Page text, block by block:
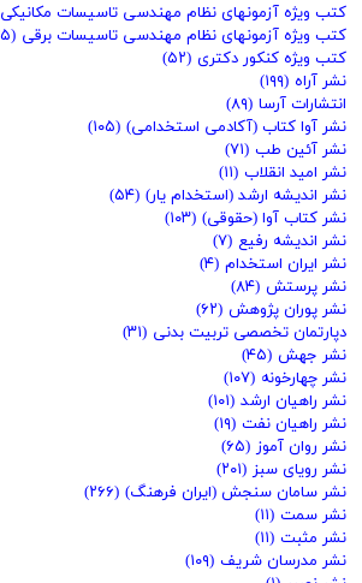
کتب ویژه آزمونهای نظام مهندسی تاسیسات مکانیکی
کتب ویژه آزمونهای نظام مهندسی تاسیسات برقی (۳۵)
کتب ویژه کنکور دکتری (۵۲)
نشر آراه (۱۹۹)
انتشارات آرسا (۸۹)
نشر آوا کتاب (آکادمی استخدامی) (۱۰۵)
نشر آئین طب (۷۱)
نشر امید انقلاب (۱۱)
نشر اندیشه ارشد (استخدام یار) (۵۴)
نشر کتاب آوا (حقوقی) (۱۰۳)
نشر اندیشه رفیع (۷)
نشر ایران استخدام (۴)
نشر پرستش (۸۴)
نشر پوران پژوهش (۶۲)
دپارتمان تخصصی تربیت بدنی (۳۱)
نشر جهش (۴۵)
نشر چهارخونه (۱۰۷)
نشر راهیان ارشد (۱۰۱)
نشر راهیان نفت (۱۹)
نشر روان آموز (۶۵)
نشر رویای سبز (۲۰۱)
نشر سامان سنجش (ایران فرهنگ) (۲۶۶)
نشر سمت (۱۱)
نشر مثبت (۱۱)
نشر مدرسان شریف (۱۰۹)